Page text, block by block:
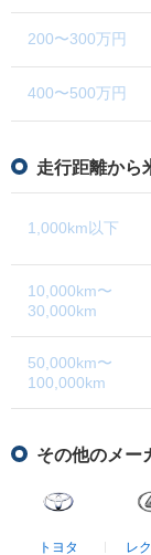
200〜300万円
400〜500万円
走行距離から
1,000km以下
10,000km〜
30,000km
50,000km〜
100,000km
その他のメー
トヨタ レ